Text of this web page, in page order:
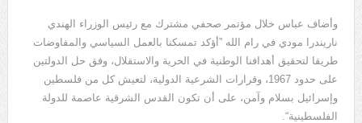
وأضاف عباس خلال مؤتمر صحفي مشترك مع رئيس الوزراء الهندي
ناريندرا مودي في رام الله ”أؤكد تمسكنا بالعمل السياسي والمفاوضات
طريقا لتحقيق أهدافنا الوطنية في الحرية والاستقلال، وفق حل الدولتين
على حدود 1967، وقرارات الشرعية الدولية، لتعيش كل من فلسطين
وإسرائيل بسلام وآمن، على أن تكون القدس الشرقية عاصمة للدولة
الفلسطينية“.